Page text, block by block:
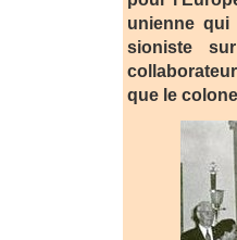
unienne qui
sioniste
que le